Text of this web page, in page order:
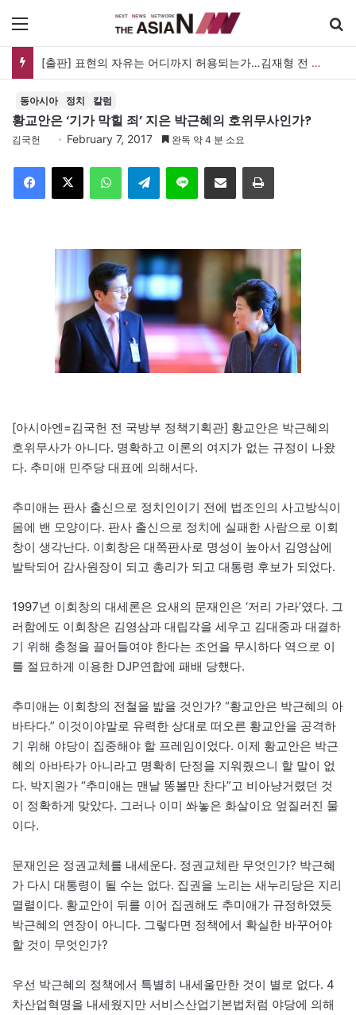
[출판] 표현의 자유는 어디까지 허용되는가…김재형 전 대법관 ‘언론과 인격권’
동아시아 정치 칼럼
황교안은 ‘기가 막힐 죄’ 지은 박근혜의 호위무사인가?
김국헌 February 7, 2017 완독 약 4 분 소요
Telegram 이메일
[아시아엔=김국헌 전 국방부 정책기획관] 황교안은 박근혜의
호위무사가 아니다. 명확하고 이론의 여지가 없는 규정이 나왔
다. 추미애 민주당 대표에 의해서다.
추미애는 판사 출신으로 정치인이기 전에 법조인의 사고방식이
몸에 밴 모양이다. 판사 출신으로 정치에 실패한 사람으로 이회
창이 생각난다. 이회창은 대쪽판사로 명성이 높아서 김영삼에
발탁되어 감사원장이 되고 총리가 되고 대통령 후보가 되었다.
1997년 이회창의 대세론은 요새의 문재인은 ‘저리 가라’였다. 그
러함에도 이회창은 김영삼과 대립각을 세우고 김대중과 대결하
기 위해 충청을 끌어들여야 한다는 조언을 무시하다 역으로 이
를 절묘하게 이용한 DJP연합에 패배 당했다.
추미애는 이회창의 전철을 밟을 것인가? “황교안은 박근혜의 아
바타다.” 이것이야말로 유력한 상대로 떠오른 황교안을 공격하
기 위해 야당이 집중해야 할 프레임이었다. 이제 황교안은 박근
혜의 아바타가 아니라고 명확히 단정을 지워줬으니 할 말이 없
다. 박지원가 “추미애는 맨날 똥볼만 찬다”고 비아냥거렸던 것
이 정확하게 맞았다. 그러나 이미 쏴놓은 화살이요 엎질러진 물
이다.
문재인은 정권교체를 내세운다. 정권교체란 무엇인가? 박근혜
가 다시 대통령이 될 수는 없다. 집권을 노리는 새누리당은 지리
멸렬이다. 황교안이 뒤를 이어 집권해도 추미애가 규정하였듯
박근혜의 연장이 아니다. 그렇다면 정책에서 확실한 바꾸어야
할 것이 무엇인가?
우선 박근혜의 정책에서 특별히 내세울만한 것이 별로 없다. 4
차산업혁명을 내세웠지만 서비스산업기본법처럼 야당에 의해